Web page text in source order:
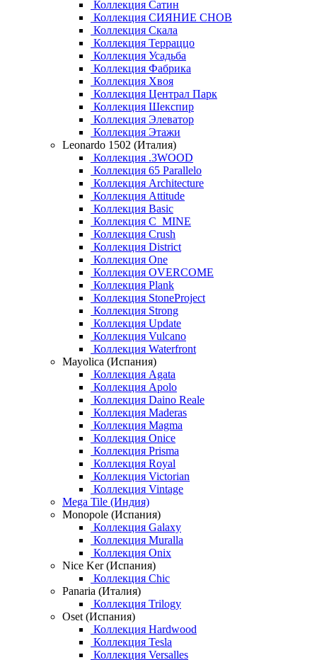
Коллекция Сатин
Коллекция СИЯНИЕ СНОВ
Коллекция Скала
Коллекция Терраццо
Коллекция Усадьба
Коллекция Фабрика
Коллекция Хвоя
Коллекция Централ Парк
Коллекция Шекспир
Коллекция Элеватор
Коллекция Этажи
Leonardo 1502 (Италия)
Коллекция .3WOOD
Коллекция 65 Parallelo
Коллекция Architecture
Коллекция Attitude
Коллекция Basic
Коллекция C_MINE
Коллекция Crush
Коллекция District
Коллекция One
Коллекция OVERCOME
Коллекция Plank
Коллекция StoneProject
Коллекция Strong
Коллекция Update
Коллекция Vulcano
Коллекция Waterfront
Mayolica (Испания)
Коллекция Agata
Коллекция Apolo
Коллекция Daino Reale
Коллекция Maderas
Коллекция Magma
Коллекция Onice
Коллекция Prisma
Коллекция Royal
Коллекция Victorian
Коллекция Vintage
Mega Tile (Индия)
Monopole (Испания)
Коллекция Galaxy
Коллекция Muralla
Коллекция Onix
Nice Ker (Испания)
Коллекция Chic
Panaria (Италия)
Коллекция Trilogy
Oset (Испания)
Коллекция Hardwood
Коллекция Tesla
Коллекция Versalles